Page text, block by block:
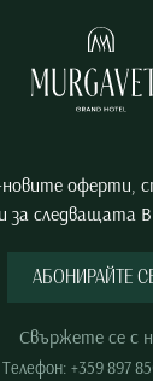
оферти,
за следващата
АБОНИРАЙТЕ
Свържете се с
Телефон: +359 897